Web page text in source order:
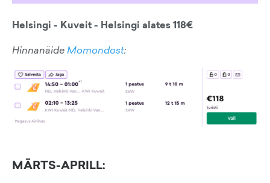
Helsingi - Kuveit - Helsingi alates 118€
HinnanäideMomondost:
MÄRTS-APRILL: